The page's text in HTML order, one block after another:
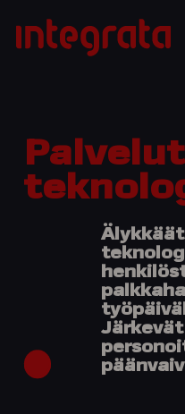
sisältöön
Integrata